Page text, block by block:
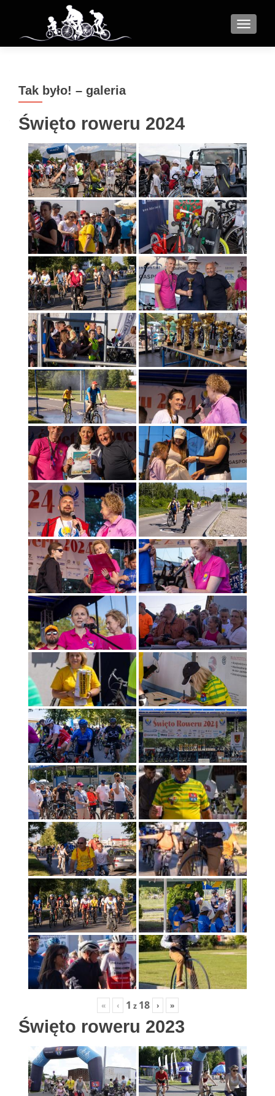
MENU
Tak było! – galeria
Święto roweru 2024
« ‹ 1 z 18 › »
Święto roweru 2023